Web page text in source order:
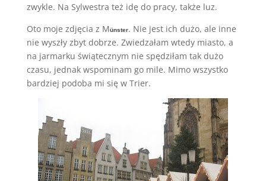
zwykle. Na Sylwestra też idę do pracy, także luz.
Oto moje zdjęcia z Münster. Nie jest ich dużo, ale inne
nie wyszły zbyt dobrze. Zwiedzałam wtedy miasto, a
na jarmarku świątecznym nie spędziłam tak dużo
czasu, jednak wspominam go mile. Mimo wszystko
bardziej podoba mi się w Trier.